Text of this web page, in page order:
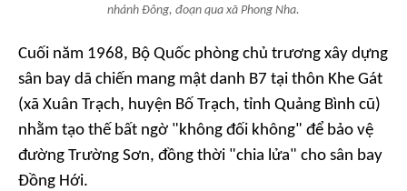
nhánh Đông, đoạn qua xã Phong Nha.
Cuối năm 1968, Bộ Quốc phòng chủ trương xây dựng
sân bay dã chiến mang mật danh B7 tại thôn Khe Gát
(xã Xuân Trạch, huyện Bố Trạch, tỉnh Quảng Bình cũ)
nhằm tạo thế bất ngờ "không đối không" để bảo vệ
đường Trường Sơn, đồng thời "chia lửa" cho sân bay
Đồng Hới.